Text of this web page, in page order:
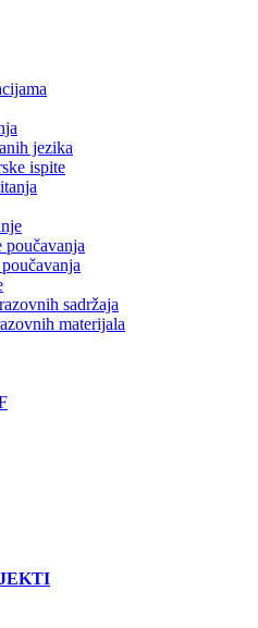
jezika
ispite
poučavanja
sadržaja
materijala